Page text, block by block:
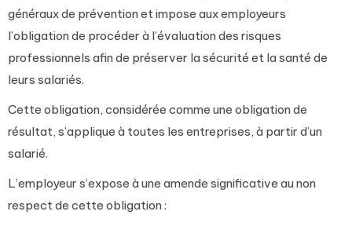
généraux de prévention et impose aux employeurs
l’obligation de procéder à l’évaluation des risques
professionnels afin de préserver la sécurité et la santé de
leurs salariés.
Cette obligation, considérée comme une obligation de
résultat, s’applique à toutes les entreprises, à partir d’un
salarié.
L’employeur s’expose à une amende significative au non
respect de cette obligation :